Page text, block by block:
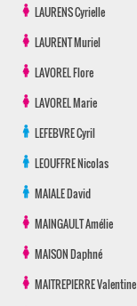
LAURENSCyrielle
LAURENTMuriel
LAVORELFlore
LAVORELMarie
LEFEBVRECyril
LEOUFFRENicolas
MAIALEDavid
MAINGAULTAmélie
MAISONDaphné
MAITREPIERREValentine